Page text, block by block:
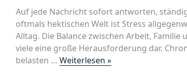
Religion(en)““
Auf jede Nachricht sofort antworten,
oftmals hektischen Welt ist Stress
Alltag. Die Balance zwischen Arbeit,
viele eine große Herausforderung dar.
belasten … Weiterlesen »„Tipp: